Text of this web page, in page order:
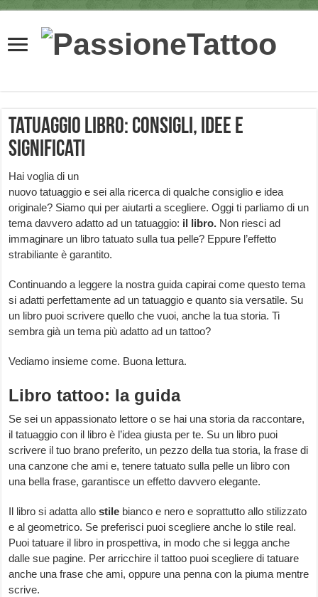
Tatuaggio Libro: consigli, idee e
significati
Hai voglia di un
nuovo tatuaggio e sei alla ricerca di qualche consiglio e idea
originale? Siamo qui per aiutarti a scegliere. Oggi ti parliamo di un
tema davvero adatto ad un tatuaggio: il libro. Non riesci ad
immaginare un libro tatuato sulla tua pelle? Eppure l’effetto
strabiliante è garantito.
Continuando a leggere la nostra guida capirai come questo tema
si adatti perfettamente ad un tatuaggio e quanto sia versatile. Su
un libro puoi scrivere quello che vuoi, anche la tua storia. Ti
sembra già un tema più adatto ad un tattoo?
Vediamo insieme come. Buona lettura.
Libro tattoo: la guida
Se sei un appassionato lettore o se hai una storia da raccontare,
il tatuaggio con il libro è l’idea giusta per te. Su un libro puoi
scrivere il tuo brano preferito, un pezzo della tua storia, la frase di
una canzone che ami e, tenere tatuato sulla pelle un libro con
una bella frase, garantisce un effetto davvero elegante.
Il libro si adatta allostile bianco e nero e soprattutto allo stilizzato
e al geometrico. Se preferisci puoi scegliere anche lo stile real.
Puoi tatuare il libro in prospettiva, in modo che si legga anche
dalle sue pagine. Per arricchire il tattoo puoi scegliere di tatuare
anche una frase che ami, oppure una penna con la piuma mentre
scrive.